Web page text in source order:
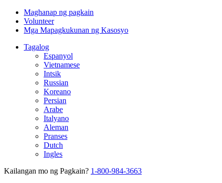
Maghanap ng pagkain
Volunteer
Mga Mapagkukunan ng Kasosyo
Tagalog
Espanyol
Vietnamese
Intsik
Russian
Koreano
Persian
Arabe
Italyano
Aleman
Pranses
Dutch
Ingles
Kailangan mo ng Pagkain? 1-800-984-3663